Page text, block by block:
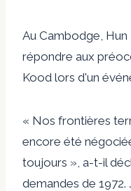
Au Cambodge,
répondre aux
Kood lors d'un
« Nos frontières
encore été
toujours », a-t-il
demandes de